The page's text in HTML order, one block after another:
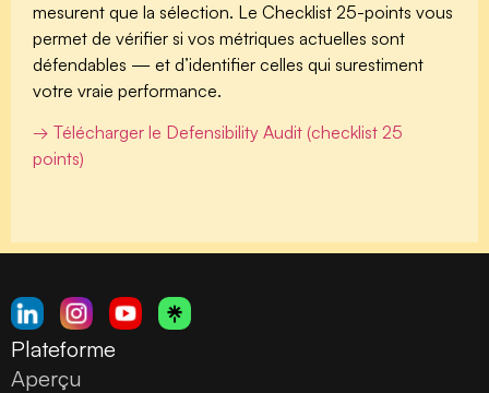
mesurent que la sélection. Le Checklist 25-points vous
permet de vérifier si vos métriques actuelles sont
défendables — et d’identifier celles qui surestiment
votre vraie performance.
→ Télécharger le Defensibility Audit (checklist 25
points)
Plateforme
Aperçu